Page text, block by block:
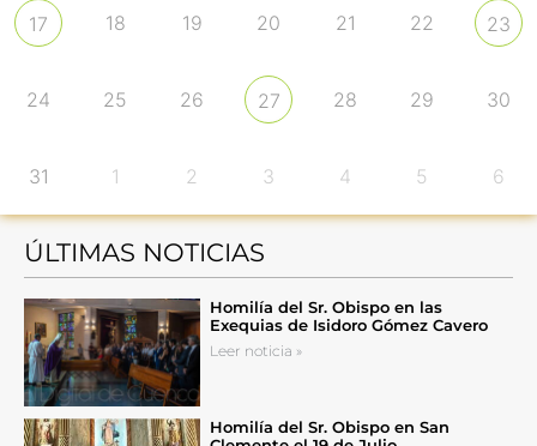
17 18 19 20 21 22 23
24 25 26 27 28 29 30
31 1 2 3 4 5 6
ÚLTIMAS NOTICIAS
Homilía del Sr. Obispo en las
Exequias de Isidoro Gómez Cavero
Leer noticia »
Homilía del Sr. Obispo en San